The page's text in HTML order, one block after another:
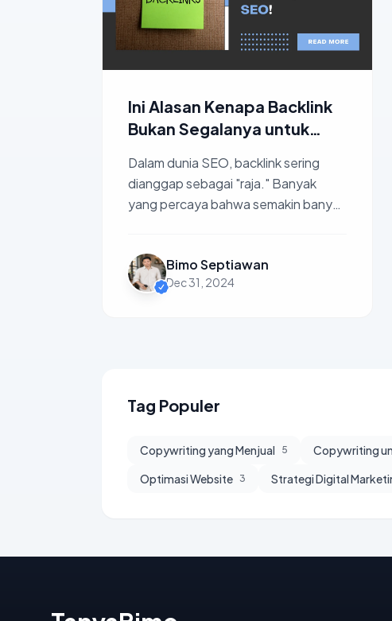
Ini Alasan Kenapa Backlink
Bukan Segalanya untuk
Dalam dunia SEO, backlink sering
dianggap sebagai "raja." Banyak
yang percaya bahwa semakin banyak
Bimo Septiawan
Dec 31, 2024
Tag Populer
Copywriting yang Menjual 5 Copywriting
Optimasi Website 3 Strategi Digital